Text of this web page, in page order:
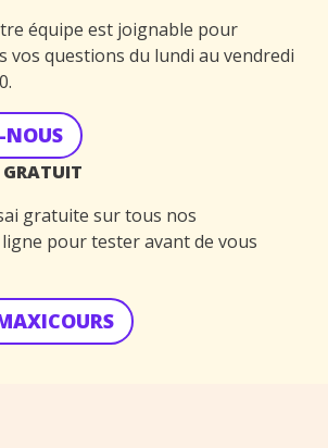
équipe est joignable pour
vos questions du lundi au vendredi
NOUS
GRATUIT
gratuite sur tous nos
pour tester avant de vous